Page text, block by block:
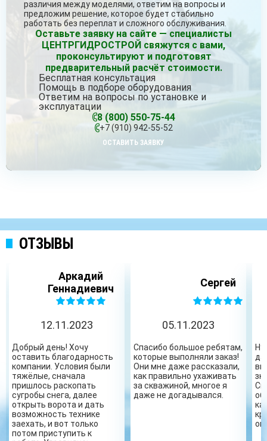
различия между моделями, ответим на вопросы и
предложим решение, которое будет стабильно
работать без переплат и сложного обслуживания.
Оставьте заявку на сайте — специалисты
ЦЕНТРГИДРОСТРОЙ свяжутся с вами,
проконсультируют и подготовят
предварительный расчёт стоимости.
Бесплатная консультация
Помощь в подборе оборудования
Ответим на вопросы по установке и
эксплуатации
8 (800) 550-75-44
+7 (910) 942-55-52
ОСТАВИТЬ ЗАЯВКУ
ОТЗЫВЫ
Аркадий
Геннадиевич
12.11.2023
Добрый день! Хочу
оставить благодарность
компании. Условия были
тяжёлые, сначала
пришлось раскопать
сугробы снега, далее
открыть ворота и дать
возможность технике
заехать, и вот только
потом приступить к
Сергей
05.11.2023
Спасибо большое ребятам,
которые выполняли заказ!
Они мне даже рассказали,
как правильно ухаживать
за скважиной, многое я
даже не догадывался.